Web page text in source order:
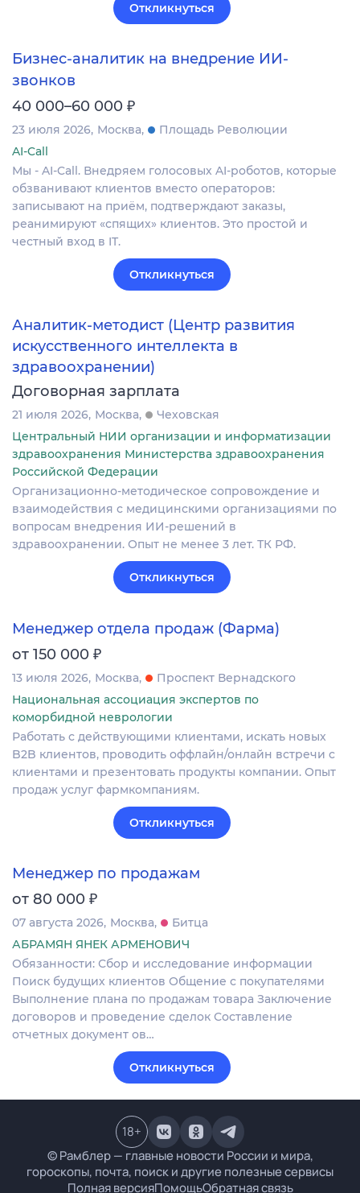
Откликнуться
Бизнес-аналитик на внедрение ИИ-
звонков
40 000–60 000 ₽
23 июля 2026 Москва
Площадь Революции
AI-Call
Мы - AI-Call. Внедряем голосовых AI-роботов, которые
обзванивают клиентов вместо операторов:
записывают на приём, подтверждают заказы,
реанимируют «спящих» клиентов. Это простой и
честный вход в IT.
Откликнуться
Аналитик-методист (Центр развития
искусственного интеллекта в
здравоохранении)
Договорная зарплата
21 июля 2026 Москва
Чеховская
Центральный НИИ организации и информатизации
здравоохранения Министерства здравоохранения
Российской Федерации
Организационно-методическое сопровождение и
взаимодействия с медицинскими организациями по
вопросам внедрения ИИ-решений в
здравоохранении. Опыт не менее 3 лет. ТК РФ.
Откликнуться
Менеджер отдела продаж (Фарма)
от 150 000 ₽
13 июля 2026 Москва
Проспект Вернадского
Национальная ассоциация экспертов по
коморбидной неврологии
Работать с действующими клиентами, искать новых
B2B клиентов, проводить оффлайн/онлайн встречи с
клиентами и презентовать продукты компании. Опыт
продаж услуг фармкомпаниям.
Откликнуться
Менеджер по продажам
от 80 000 ₽
07 августа 2026 Москва
Битца
АБРАМЯН ЯНЕК АРМЕНОВИЧ
Обязанности: Сбор и исследование информации
Поиск будущих клиентов Общение с покупателями
Выполнение плана по продажам товара Заключение
договоров и проведение сделок Составление
отчетных документ ов…
Откликнуться
© Рамблер — главные новости России и мира,
гороскопы, почта, поиск и другие полезные сервисы
Полная версияПомощьОбратная связь
18+